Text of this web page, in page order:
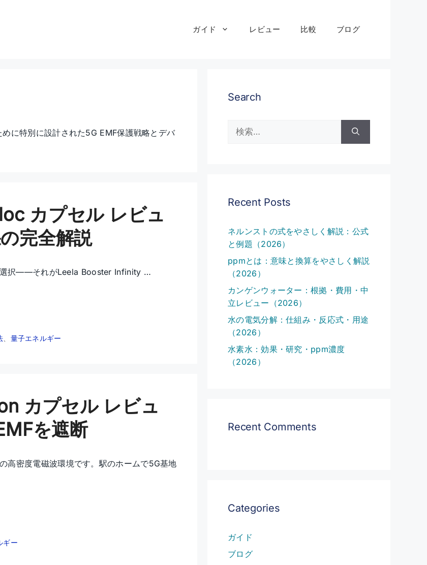
ガイド レビュー 比較 ブログ
に特別に設計された5G EMF保護戦略とデバ
カプセル レビュ
完全解説
選択——それがLeela Booster Infinity …
量子エネルギー
カプセル レビュ
を遮断
密度電磁波環境です。駅のホームで5G基地
ギー
Search
索:
Recent Posts
ネルンストの式をやさしく解説：公式
と例題（2026）
ppmとは：意味と換算をやさしく解説
（2026）
カンゲンウォーター：根拠・費用・中
立レビュー（2026）
水の電気分解：仕組み・反応式・用途
（2026）
水素水：効果・研究・ppm濃度
（2026）
Recent Comments
Categories
ガイド
ブログ